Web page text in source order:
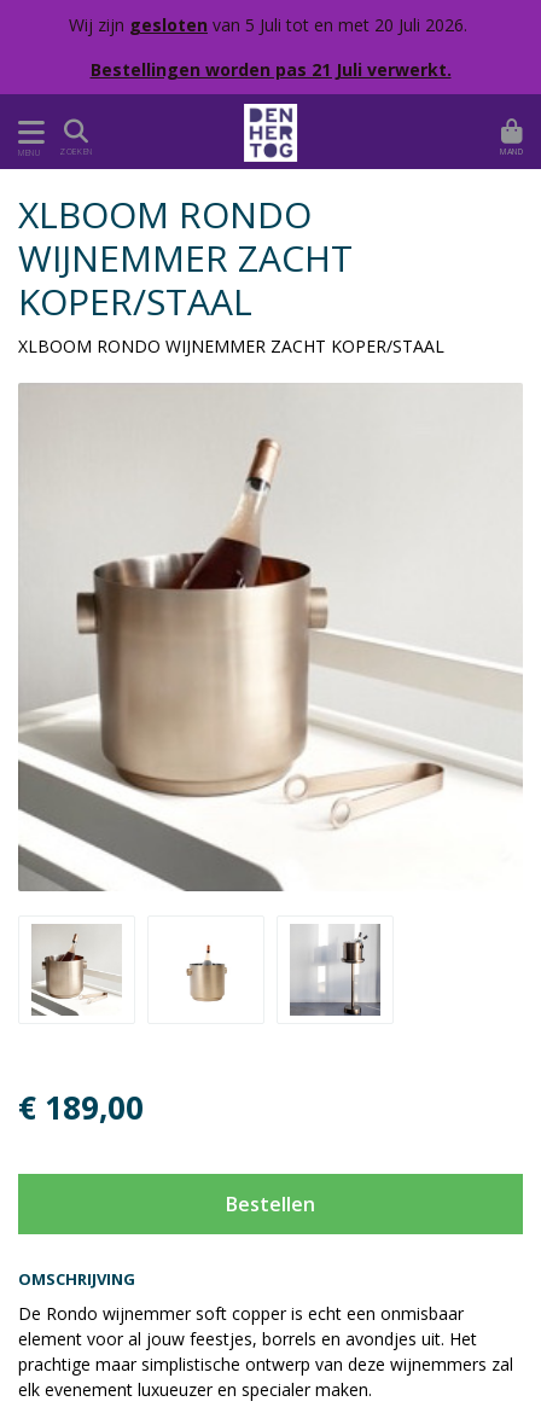
Wij zijn gesloten van 5 Juli tot en met 20 Juli 2026.
Bestellingen worden pas 21 Juli verwerkt.
MENU ZOEKEN MAND
OMSCHRIJVING
De Rondo wijnemmer soft copper is echt een onmisbaar
element voor al jouw feestjes, borrels en avondjes uit. Het
prachtige maar simplistische ontwerp van deze wijnemmers zal
elk evenement luxueuzer en specialer maken.
XLBOOM RONDO
WIJNEMMER ZACHT
KOPER/STAAL
XLBOOM RONDO WIJNEMMER ZACHT KOPER/STAAL
€ 189,00
Bestellen